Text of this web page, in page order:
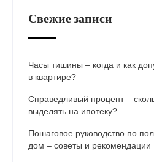
Свежие записи
Часы тишины – когда и как
в квартире?
Справедливый процент –
выделять на ипотеку?
Пошаговое руководство по
дом – советы и рекомендации